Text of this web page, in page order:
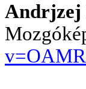
Andrjzej